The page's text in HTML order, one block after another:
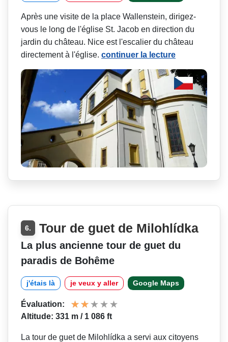
Après une visite de la place Wallenstein, dirigez-
vous le long de l'église St. Jacob en direction du
jardin du château. Nice est l'escalier du château
directement à l'église. continuer la lecture
6. Tour de guet de Milohlídka
La plus ancienne tour de guet du
paradis de Bohême
j'étais là je veux y aller Google Maps
Évaluation:
Altitude: 331 m / 1 086 ft
La tour de guet de Milohlídka a servi aux citoyens